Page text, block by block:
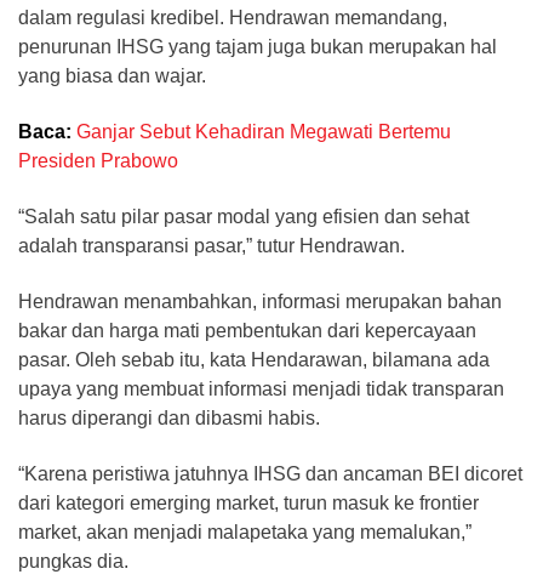
dalam regulasi kredibel. Hendrawan memandang,
penurunan IHSG yang tajam juga bukan merupakan hal
yang biasa dan wajar.
Baca: Ganjar Sebut Kehadiran Megawati Bertemu
Presiden Prabowo
“Salah satu pilar pasar modal yang efisien dan sehat
adalah transparansi pasar,” tutur Hendrawan.
Hendrawan menambahkan, informasi merupakan bahan
bakar dan harga mati pembentukan dari kepercayaan
pasar. Oleh sebab itu, kata Hendarawan, bilamana ada
upaya yang membuat informasi menjadi tidak transparan
harus diperangi dan dibasmi habis.
“Karena peristiwa jatuhnya IHSG dan ancaman BEI dicoret
dari kategori emerging market, turun masuk ke frontier
market, akan menjadi malapetaka yang memalukan,”
pungkas dia.